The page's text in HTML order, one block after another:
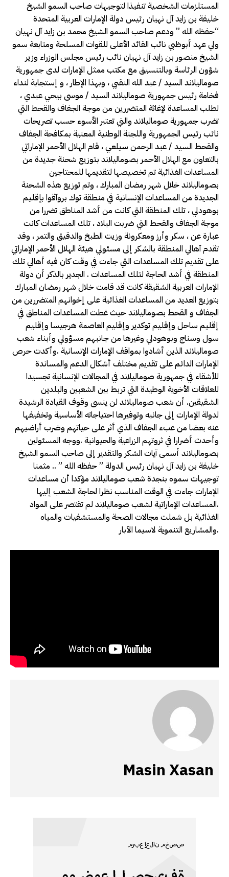
المستلزمات الشخصية تنفيذا لتوجيهات صاحب السمو الشيخ
خليفة بن زايد آل نهيان رئيس دولة الإمارات العربية المتحدة
“حفظه الله ” ودعم صاحب السمو الشيخ محمد بن زايد آل نهيان
ولي عهد أبوظبي نائب القائد الأعلى للقوات المسلحة ومتابعة سمو
الشيخ منصور بن زايد آل نهيان نائب رئيس مجلس الوزراء وزير
شؤون الرئاسة وبالتنسيق مع مكتب ممثل الإمارات لدى جمهورية
صوماليلاند السيد / عبد الله النقبي ، وبهذا الإطار ، و إستجابة لنداء
فخامة رئيس جمهورية صوماليلاند السيد / موسى بيحي عبدي ،
لطلب المساعدة لإغاثة المتضررين من موجة الجفاف والقحط التي
تضرب جمهورية صوماليلاند والتي تعتبر الأسوء حسب تصريحات
نائب رئيس الجمهورية واللجنة الوطنية المعنية بمكافحة الجفاف
والقحط السيد / عبد الرحمن سيلعي ، قام الهلال الأحمر الإماراتي
بالتعاون مع الهلال الأحمر بصوماليلاند بتوزيع شحنة جديدة من
المساعدات الغذائية تم تخصيصها لتقديمها للمحتاجين
بصوماليلاند خلال شهر رمضان المبارك ، وتم توزيع هذه الشحنة
الجديدة من المساعدات الإنسانية في منطقة توك بروآقوا بإقليم
بوهودلي ، تلك المنطقة التي كانت من أشد المناطق تضررا من
موجة الجفاف والقحط التي ضربت البلاد ، تلك المساعدات كانت
عبارة عن ، سكر وأرز ومعكرونة وزيت الطبخ والدقيق والتمر ، وقد
تقدم آهالي المنطقة بالشكر إلى مسئولي هيئة الهلال الأحمر الإماراتي
على تقديم تلك المساعدات التي جاءت في وقت كان فيه أهالي تلك
المنطقة في أشد الحاجة لتلك المساعدات . الجدير بالذكر أن دولة
الإمارات العربية الشقيقة كانت قد قامت خلال شهر رمضان المبارك
بتوزيع العديد من المساعدات الغذائية على إخوانهم المتضررين من
الجفاف و القحط بصوماليلاند حيث غطت المساعدات المناطق في
إقليم ساحل وإقليم توكدير وإقليم العاصمة هرجيسا وإقليم
سول وسناج وبوهودلي وغيرها من جانبهم مسؤولي وأبناء شعب
صوماليلاند الذين أشادوا بمواقف الإمارات الإنسانية .وأكدت حرص
الإمارات الدائم على تقديم مختلف أشكال الدعم والمساندة
للأشقاء في جمهورية صوماليلاند في المجالات الإنسانية تجسيدا
للعلاقات الأخوية الوطيدة التي تربط بين الشعبين والبلدين
الشقيقين. أن شعب صوماليلاند لن ينسى وقوف القيادة الرشيدة
لدولة الإمارات إلى جانبه وتوفيرها احتياجاته الأساسية وتخفيفها
عنه بعضا من عبء الجفاف الذي أثر على حياتهم وضرب أراضيهم
وأحدث أضرارا في ثروتهم الزراعية والحيوانية .ووجه المسئولين
بصوماليلاند أسمى آيات الشكر والتقدير إلى صاحب السمو الشيخ
خليفة بن زايد آل نهيان رئيس الدولة ” حفظه الله ” .. مثمنا
توجيهات سموه بنجدة شعب صوماليلاند مؤكدا أن مساعدات
الإمارات جاءت في الوقت المناسب نظرا لحاجة الشعب إليها
.المساعدات الإماراتية لشعب صوماليلاند لم تقتصر على المواد
الغذائية بل شملت مجالات الصحة والمستشفيات والمياه
والمشاريع التنموية لاسيما الآبار.
Masin Xasan